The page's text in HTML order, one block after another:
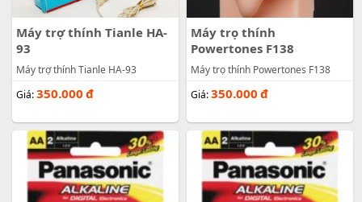
Máy trợ thính Tianle HA-
93
Máy trợ thính Tianle HA-93
Giá:350.000 đ
Máy trọ thính
Powertones F138
Máy trọ thính Powertones F138
Giá:350.000 đ